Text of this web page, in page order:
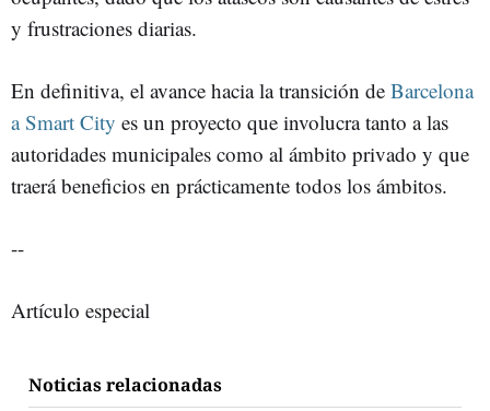
y frustraciones diarias.
En definitiva, el avance hacia la transición de Barcelona
a Smart City es un proyecto que involucra tanto a las
autoridades municipales como al ámbito privado y que
traerá beneficios en prácticamente todos los ámbitos.
--
Artículo especial
Noticias relacionadas